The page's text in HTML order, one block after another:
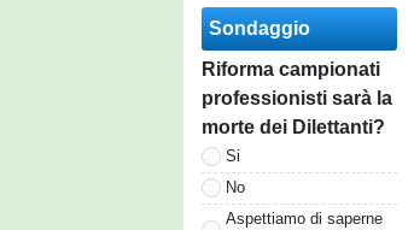
Sondaggio
Riforma campionati
professionisti sarà la
morte dei Dilettanti?
Si
No
Aspettiamo di saperne